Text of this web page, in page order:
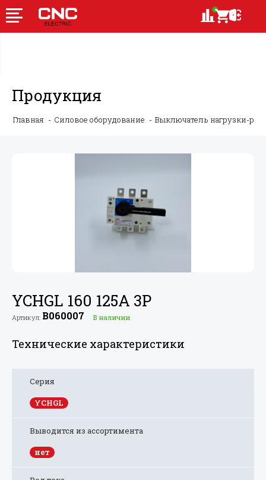
Продукция
Главная Силовое оборудование Выключатель нагрузки-
YCHGL 160 125A 3P
Артикул: B060007 В наличии
Технические характеристики
Серия
YCHGL
Выводится из ассортимента
нет